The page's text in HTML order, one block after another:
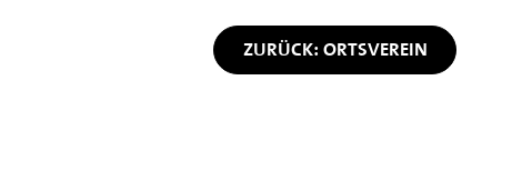
ZURÜCK: ORTSVEREIN